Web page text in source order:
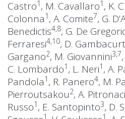
Castro1 , M. Cavallaro1 , K.
Colonna1 , A. Comite7, G.
Benedictis4,8, G. De
Ferraresi4,10, D.
Gargano2, M. Giovannini3,7
C. Lombardo1 , L. Neri1 , A.
Pandola1 , R. Panero4, M.
Pierroutsakou2, A. Pitronaci
Russo1 , E. Santopinto3, D.
1 1